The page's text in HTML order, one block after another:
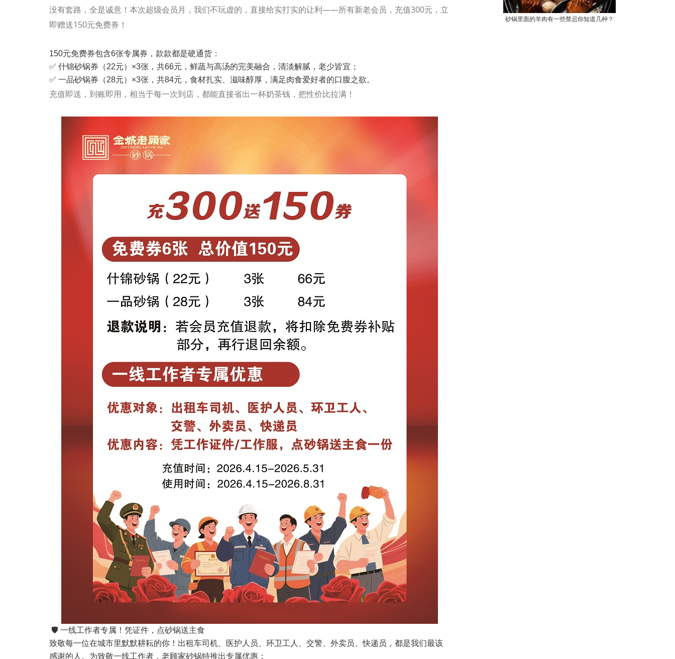
没有套路，全是诚意！本次超级会员月，我们不玩虚的，直接给实打实的让利——所有新老会员，充值300元，立
即赠送150元免费券！
150元免费券包含6张专属券，款款都是硬通货：
✅ 什锦砂锅券（22元）×3张，共66元，鲜蔬与高汤的完美融合，清淡解腻，老少皆宜；
✅ 一品砂锅券（28元）×3张，共84元，食材扎实、滋味醇厚，满足肉食爱好者的口腹之欲。
充值即送，到账即用，相当于每一次到店，都能直接省出一杯奶茶钱，把性价比拉满！
🛡 一线工作者专属！凭证件，点砂锅送主食
致敬每一位在城市里默默耕耘的你！出租车司机、医护人员、环卫工人、交警、外卖员、快递员，都是我们最该
感谢的人。为致敬一线工作者，老顾家砂锅特推出专属优惠：
砂锅里面的羊肉有一些禁忌你知道几种？